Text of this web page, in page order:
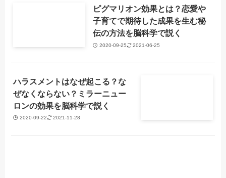
ピグマリオン効果とは？恋愛や
子育てで期待した成果を生む秘
伝の方法を脳科学で説く
2020-09-25 2021-06-25
ハラスメントはなぜ起こる？な
ぜなくならない？ミラーニュー
ロンの効果を脳科学で説く
2020-09-22 2021-11-28